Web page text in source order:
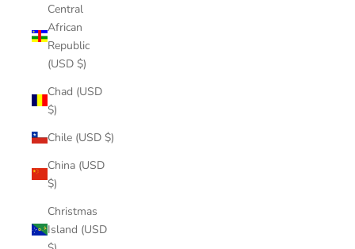
Central
African
Republic
(USD $)
Chad (USD
$)
Chile (USD $)
China (USD
$)
Christmas
Island (USD